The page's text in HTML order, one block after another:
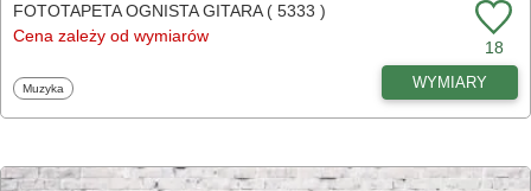
FOTOTAPETA OGNISTA GITARA ( 5333 )
Cena zależy od wymiarów
18
Fototapety
Muzyka WYMIARY